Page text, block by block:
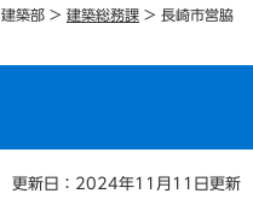
建築部 > 建築総務課 > 長崎市営脇
更新日：2024年11月11日更新